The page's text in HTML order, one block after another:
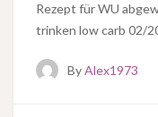
Rezept für WU
trinken low carb 02/
ByAlex1973